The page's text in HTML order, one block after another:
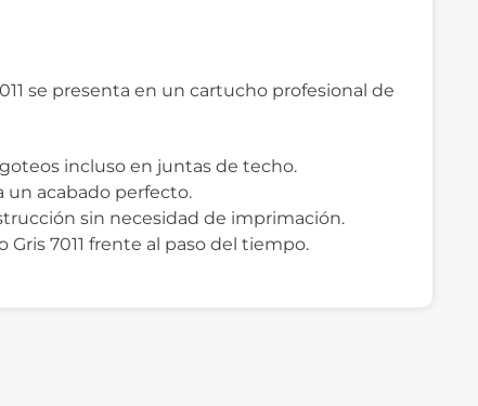
se presenta en un cartucho profesional de
incluso en juntas de techo.
un acabado perfecto.
sin necesidad de imprimación.
7011 frente al paso del tiempo.